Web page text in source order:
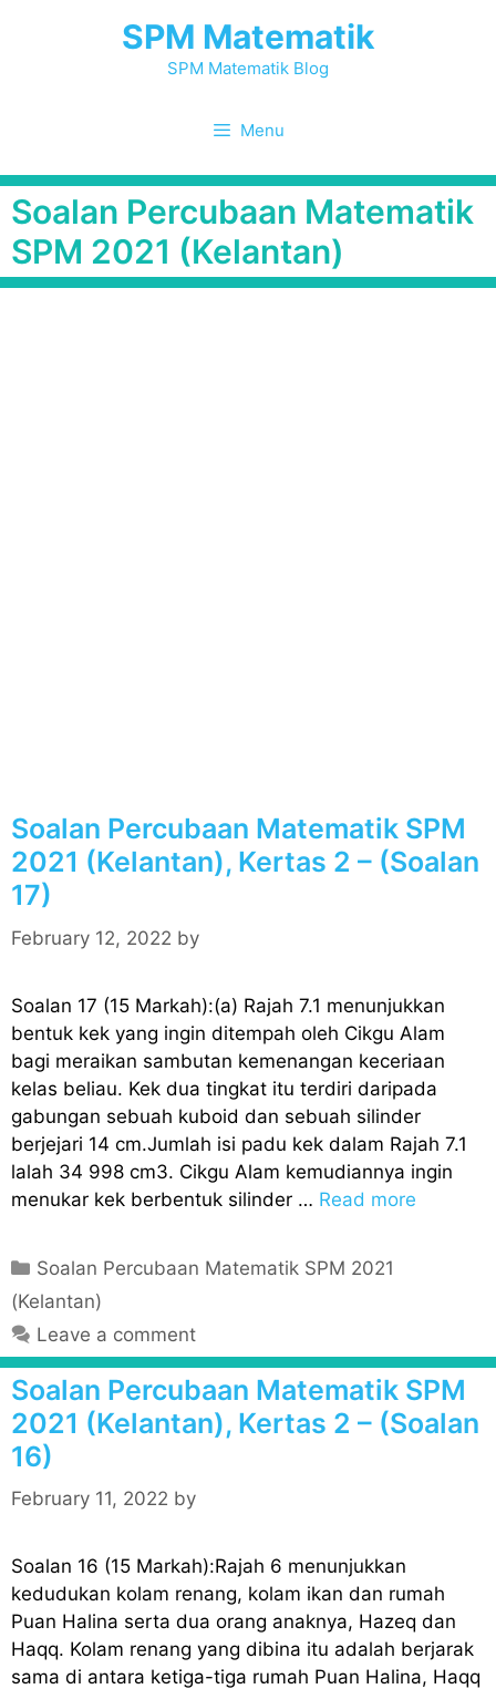
SPM Matematik
SPM Matematik Blog
Menu
Soalan Percubaan Matematik
SPM 2021 (Kelantan)
Soalan Percubaan Matematik SPM
2021 (Kelantan), Kertas 2 – (Soalan
17)
February 12, 2022 by
Soalan 17 (15 Markah):(a) Rajah 7.1 menunjukkan
bentuk kek yang ingin ditempah oleh Cikgu Alam
bagi meraikan sambutan kemenangan keceriaan
kelas beliau. Kek dua tingkat itu terdiri daripada
gabungan sebuah kuboid dan sebuah silinder
berjejari 14 cm.Jumlah isi padu kek dalam Rajah 7.1
lalah 34 998 cm3. Cikgu Alam kemudiannya ingin
menukar kek berbentuk silinder … Read more
C
a
e
g
o
r
i
s
Soalan Percubaan Matematik SPM 2021
(Kelantan)
Leave a comment
Soalan Percubaan Matematik SPM
2021 (Kelantan), Kertas 2 – (Soalan
16)
February 11, 2022 by
Soalan 16 (15 Markah):Rajah 6 menunjukkan
kedudukan kolam renang, kolam ikan dan rumah
Puan Halina serta dua orang anaknya, Hazeq dan
Haqq. Kolam renang yang dibina itu adalah berjarak
sama di antara ketiga-tiga rumah Puan Halina, Haqq